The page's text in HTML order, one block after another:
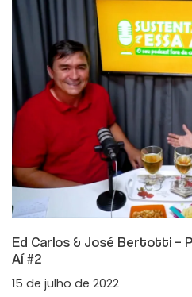
Ed Carlos & José Bertotti –
Aí #2
15 de julho de 2022